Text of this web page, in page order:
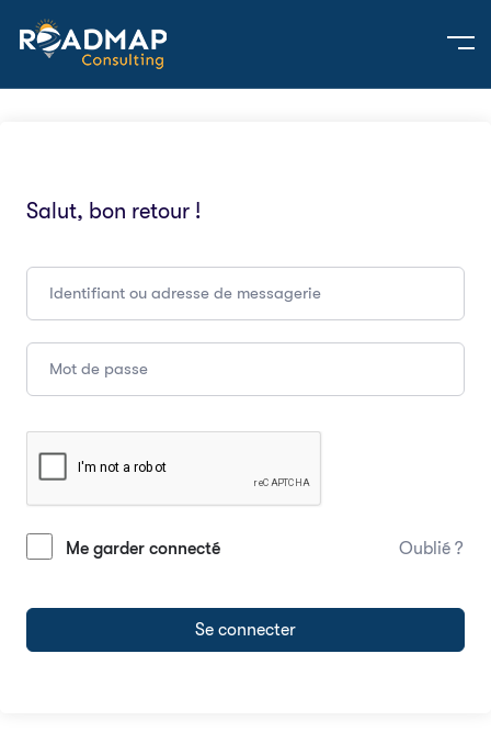
Salut, bon retour !
Me garder connecté Oublié ?
Se connecter